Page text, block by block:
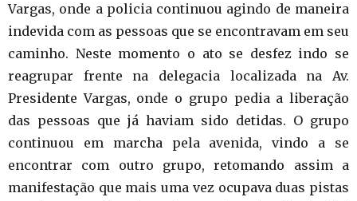
Vargas, onde a policia continuou agindo de maneira
indevida com as pessoas que se encontravam em seu
caminho. Neste momento o ato se desfez indo se
reagrupar frente na delegacia localizada na Av.
Presidente Vargas, onde o grupo pedia a liberação
das pessoas que já haviam sido detidas. O grupo
continuou em marcha pela avenida, vindo a se
encontrar com outro grupo, retomando assim a
manifestação que mais uma vez ocupava duas pistas